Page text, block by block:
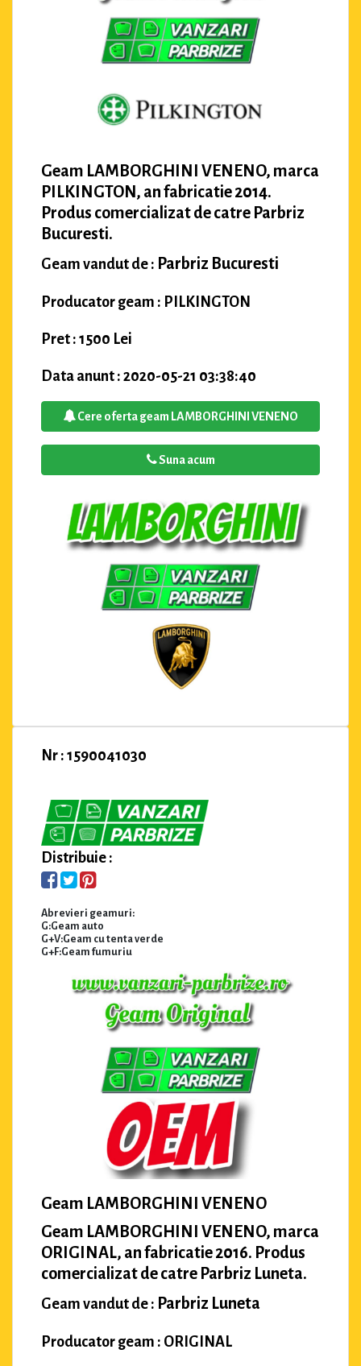
Geam LAMBORGHINI VENENO, marca
PILKINGTON, an fabricatie 2014.
Produs comercializat de catre Parbriz
Bucuresti.
Geam vandut de : Parbriz Bucuresti
Producator geam : PILKINGTON
Pret : 1500 Lei
Data anunt : 2020-05-21 03:38:40
Cere oferta geam LAMBORGHINI VENENO
Suna acum
Nr : 1590041030
Distribuie :
Abrevieri geamuri:
G:Geam auto
G+V:Geam cu tenta verde
G+F:Geam fumuriu
Geam LAMBORGHINI VENENO
Geam LAMBORGHINI VENENO, marca
ORIGINAL, an fabricatie 2016. Produs
comercializat de catre Parbriz Luneta.
Geam vandut de : Parbriz Luneta
Producator geam : ORIGINAL